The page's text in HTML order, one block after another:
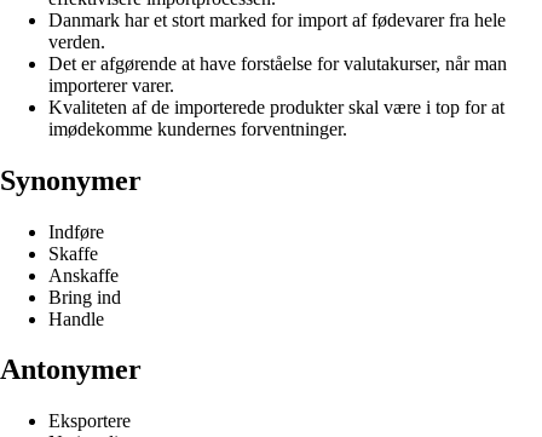
Danmark har et stort marked for import af fødevarer fra hele
verden.
Det er afgørende at have forståelse for valutakurser, når man
importerer varer.
Kvaliteten af de importerede produkter skal være i top for at
imødekomme kundernes forventninger.
Synonymer
Indføre
Skaffe
Anskaffe
Bring ind
Handle
Antonymer
Eksportere